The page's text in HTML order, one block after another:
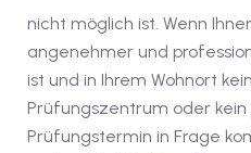
mit
nicht möglich ist. Wenn
angenehmer und
ist und in Ihrem Wohnort
Prüfungszentrum oder
Prüfungstermin in Frage